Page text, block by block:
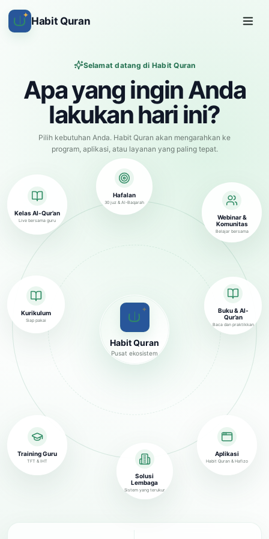
✦ Habit Quran
Selamat datang di Habit Quran
Apa yang ingin Anda
lakukan hari ini?
Pilih kebutuhan Anda. Habit Quran akan mengarahkan ke
program, aplikasi, atau layanan yang paling tepat.
✦
Habit Quran
Pusat ekosistem
Kelas Al-Qur’an
Live bersama guru
Hafalan
30 juz & Al-Baqarah
Buku & Al-
Qur’an
Baca dan praktikkan
Training Guru
TFT & IHT
Solusi
Lembaga
Sistem yang terukur
Kurikulum
Siap pakai
Aplikasi
Habit Quran & Hafizo
Webinar &
Komunitas
Belajar bersama